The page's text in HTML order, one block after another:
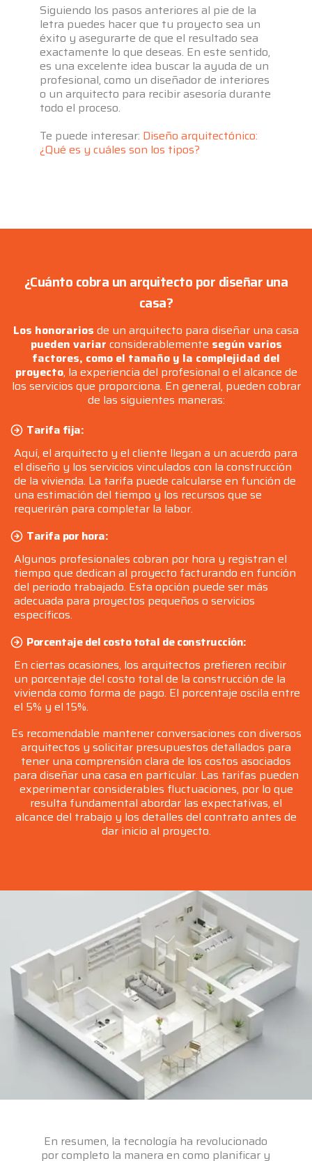
Siguiendo los pasos anteriores al pie de la
letra puedes hacer que tu proyecto sea un
éxito y asegurarte de que el resultado sea
exactamente lo que deseas. En este sentido,
es una excelente idea buscar la ayuda de un
profesional, como un diseñador de interiores
o un arquitecto para recibir asesoría durante
todo el proceso.
Te puede interesar: Diseño arquitectónico:
¿Qué es y cuáles son los tipos?
¿Cuánto cobra un arquitecto por diseñar una
casa?
Los honorarios de un arquitecto para diseñar una casa
pueden variar considerablemente según varios
factores, como el tamaño y la complejidad del
proyecto, la experiencia del profesional o el alcance de
los servicios que proporciona. En general, pueden cobrar
de las siguientes maneras:
Tarifa fija:
Aquí, el arquitecto y el cliente llegan a un acuerdo para
el diseño y los servicios vinculados con la construcción
de la vivienda. La tarifa puede calcularse en función de
una estimación del tiempo y los recursos que se
requerirán para completar la labor.
Tarifa por hora:
Algunos profesionales cobran por hora y registran el
tiempo que dedican al proyecto facturando en función
del periodo trabajado. Esta opción puede ser más
adecuada para proyectos pequeños o servicios
específicos.
Porcentaje del costo total de construcción:
En ciertas ocasiones, los arquitectos prefieren recibir
un porcentaje del costo total de la construcción de la
vivienda como forma de pago. El porcentaje oscila entre
el 5% y el 15%.
Es recomendable mantener conversaciones con diversos
arquitectos y solicitar presupuestos detallados para
tener una comprensión clara de los costos asociados
para diseñar una casa en particular. Las tarifas pueden
experimentar considerables fluctuaciones, por lo que
resulta fundamental abordar las expectativas, el
alcance del trabajo y los detalles del contrato antes de
dar inicio al proyecto.
En resumen, la tecnología ha revolucionado
por completo la manera en como planificar y